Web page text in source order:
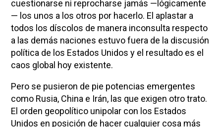
cuestionarse ni reprocharse jamás —lógicamente
— los unos a los otros por hacerlo. El aplastar a
todos los díscolos de manera inconsulta respecto
a las demás naciones estuvo fuera de la discusión
política de los Estados Unidos y el resultado es el
caos global hoy existente.
Pero se pusieron de pie potencias emergentes
como Rusia, China e Irán, las que exigen otro trato.
El orden geopolítico unipolar con los Estados
Unidos en posición de hacer cualquier cosa más